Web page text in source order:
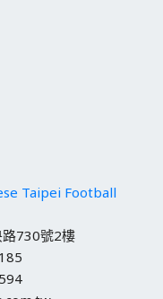
Taipei Football
730號2樓